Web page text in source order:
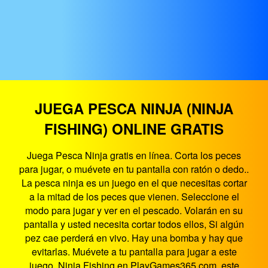
JUEGA PESCA NINJA (NINJA
FISHING) ONLINE GRATIS
Juega Pesca Ninja gratis en línea. Corta los peces
para jugar, o muévete en tu pantalla con ratón o dedo..
La pesca ninja es un juego en el que necesitas cortar
a la mitad de los peces que vienen. Seleccione el
modo para jugar y ver en el pescado. Volarán en su
pantalla y usted necesita cortar todos ellos, Si algún
pez cae perderá en vivo. Hay una bomba y hay que
evitarlas. Muévete a tu pantalla para jugar a este